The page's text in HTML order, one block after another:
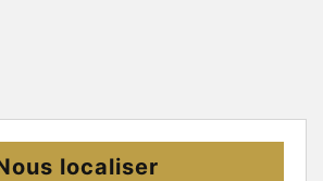
localiser